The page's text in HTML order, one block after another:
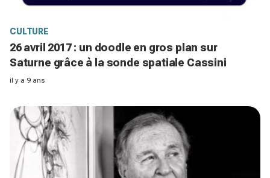
CULTURE
26 avril 2017 : un doodle en gros plan sur
Saturne grâce à la sonde spatiale Cassini
il y a 9 ans